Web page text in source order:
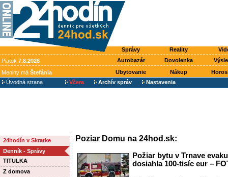
Správy Reality
Piatok 7.8.2026 Autobazár Dovolenka
Meniny má Štefánia Ubytovanie Nákup
Úvodná strana
Včera Archív správ Nastavenia
24hodín v Skratke
Denník - Správy
TITULKA
Z domova
Poziar Domu na 24hod.sk:
Požiar bytu v Trnave
dosiahla 100-tisíc eur –